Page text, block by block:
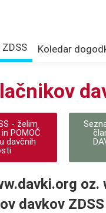
Koledar
- želim
POMOČ
davčnih
oz.
davkov